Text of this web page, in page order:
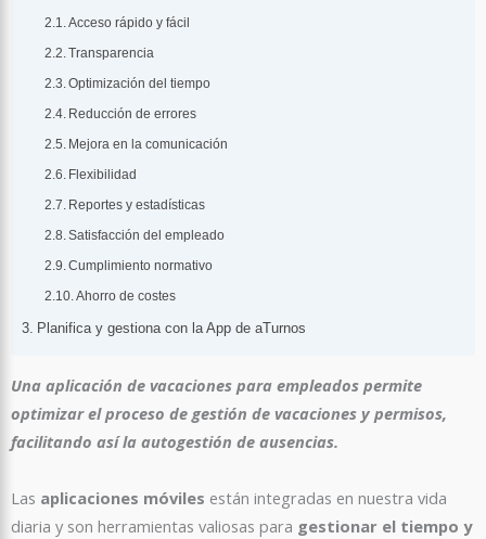
Acceso rápido y fácil
Transparencia
Optimización del tiempo
Reducción de errores
Mejora en la comunicación
Flexibilidad
Reportes y estadísticas
Satisfacción del empleado
Cumplimiento normativo
Ahorro de costes
Planifica y gestiona con la App de aTurnos
Una aplicación de vacaciones para empleados permite
optimizar el proceso de gestión de vacaciones y permisos,
facilitando así la autogestión de ausencias.
Las aplicaciones móviles están integradas en nuestra vida
diaria y son herramientas valiosas para gestionar el tiempo y